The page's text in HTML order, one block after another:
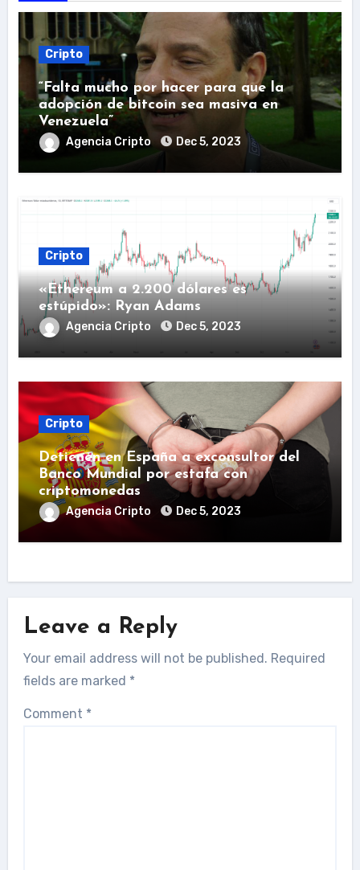
Cripto
“Falta mucho por hacer para que la
adopción de bitcoin sea masiva en
Venezuela”
Agencia Cripto Dec 5, 2023
Cripto
«Ethereum a 2.200 dólares es
estúpido»: Ryan Adams
Agencia Cripto Dec 5, 2023
Cripto
Detienen en España a exconsultor del
Banco Mundial por estafa con
criptomonedas
Agencia Cripto Dec 5, 2023
Leave a Reply
Your email address will not be published. Required
fields are marked *
Comment *